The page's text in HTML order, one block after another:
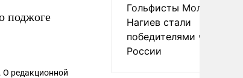
поджоге
О редакционной
Гольфисты
Нагиев стали
победителями
России